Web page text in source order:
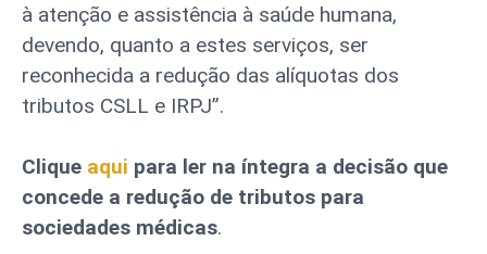
à atenção e assistência à saúde humana,
devendo, quanto a estes serviços, ser
reconhecida a redução das alíquotas dos
tributos CSLL e IRPJ”.
Clique aqui para ler na íntegra a decisão que
concede a redução de tributos para
sociedades médicas.